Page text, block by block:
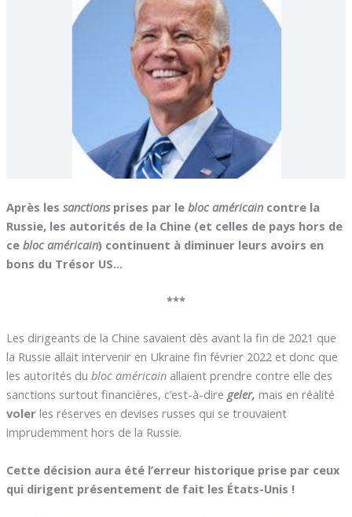
Après les sanctionsprises par le bloc américaincontre la
Russie, les autorités de la Chine (et celles de pays hors de
ce bloc américain) continuent à diminuer leurs avoirs en
bons du Trésor US…
***
Les dirigeants de la Chine savaient dès avant la fin de 2021 que
la Russie allait intervenir en Ukraine fin février 2022 et donc que
les autorités du bloc américainallaient prendre contre elle des
sanctions surtout financières, c’est-à-dire geler, mais en réalité
voler les réserves en devises russes qui se trouvaient
imprudemment hors de la Russie.
Cette décision aura été l’erreur historique prise par ceux
qui dirigent présentement de fait les États-Unis !